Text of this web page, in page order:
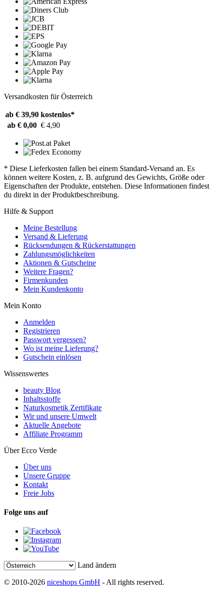
Versandkosten für Österreich
ab € 39,90 kostenlos*
ab € 0,00 € 4,90
* Diese Lieferkosten fallen bei einem Standard-Versand an. Es
können weitere Kosten, z. B. aufgrund des Gewichts, Größe oder
Eigenschaften der Produkte, entstehen. Diese Informationen findest
du direkt in der Produktbeschreibung.
Hilfe & Support
Meine Bestellung
Versand & Lieferung
Rücksendungen & Rückerstattungen
Zahlungsmöglichkeiten
Aktionen & Gutscheine
Weitere Fragen?
Firmenkunden
Mein Kundenkonto
Mein Konto
Anmelden
Registrieren
Passwort vergessen?
Wo ist meine Lieferung?
Gutschein einlösen
Wissenswertes
beauty Blog
Inhaltsstoffe
Naturkosmetik Zertifikate
Wir und unsere Umwelt
Aktuelle Angebote
Affiliate Programm
Über Ecco Verde
Über uns
Unsere Gruppe
Kontakt
Freie Jobs
Folge uns auf
Land ändern
© 2010-2026 niceshops GmbH - All rights reserved.